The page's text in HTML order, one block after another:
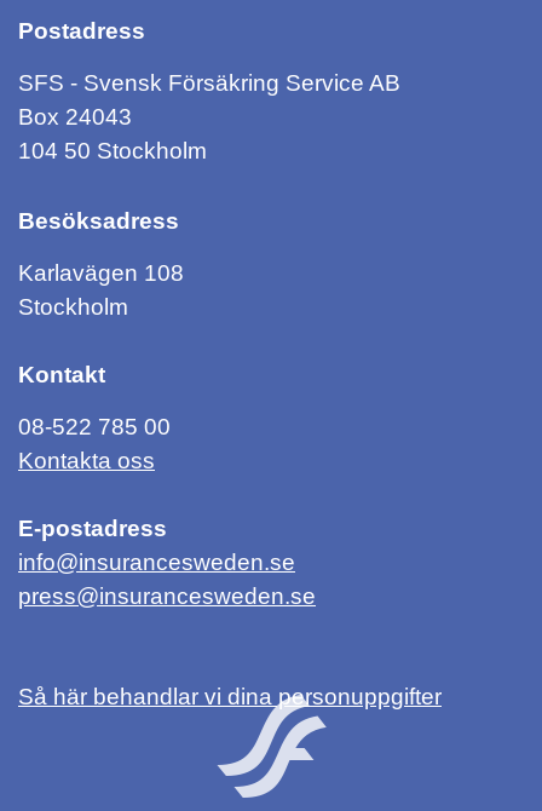
Postadress
SFS - Svensk Försäkring Service AB
Box 24043
104 50 Stockholm
Besöksadress
Karlavägen 108
Stockholm
Kontakt
08-522 785 00
Kontakta oss
E-postadress
info@insurancesweden.se
press@insurancesweden.se
Så här behandlar vi dina personuppgifter